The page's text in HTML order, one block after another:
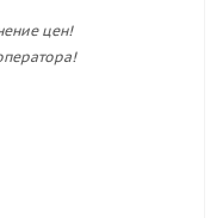
цен!